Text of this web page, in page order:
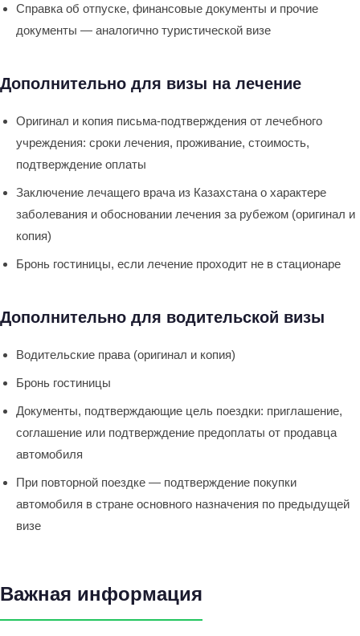
Справка об отпуске, финансовые документы и прочие
документы — аналогично туристической визе
Дополнительно для визы на лечение
Оригинал и копия письма-подтверждения от лечебного
учреждения: сроки лечения, проживание, стоимость,
подтверждение оплаты
Заключение лечащего врача из Казахстана о характере
заболевания и обосновании лечения за рубежом (оригинал и
копия)
Бронь гостиницы, если лечение проходит не в стационаре
Дополнительно для водительской визы
Водительские права (оригинал и копия)
Бронь гостиницы
Документы, подтверждающие цель поездки: приглашение,
соглашение или подтверждение предоплаты от продавца
автомобиля
При повторной поездке — подтверждение покупки
автомобиля в стране основного назначения по предыдущей
визе
Важная информация